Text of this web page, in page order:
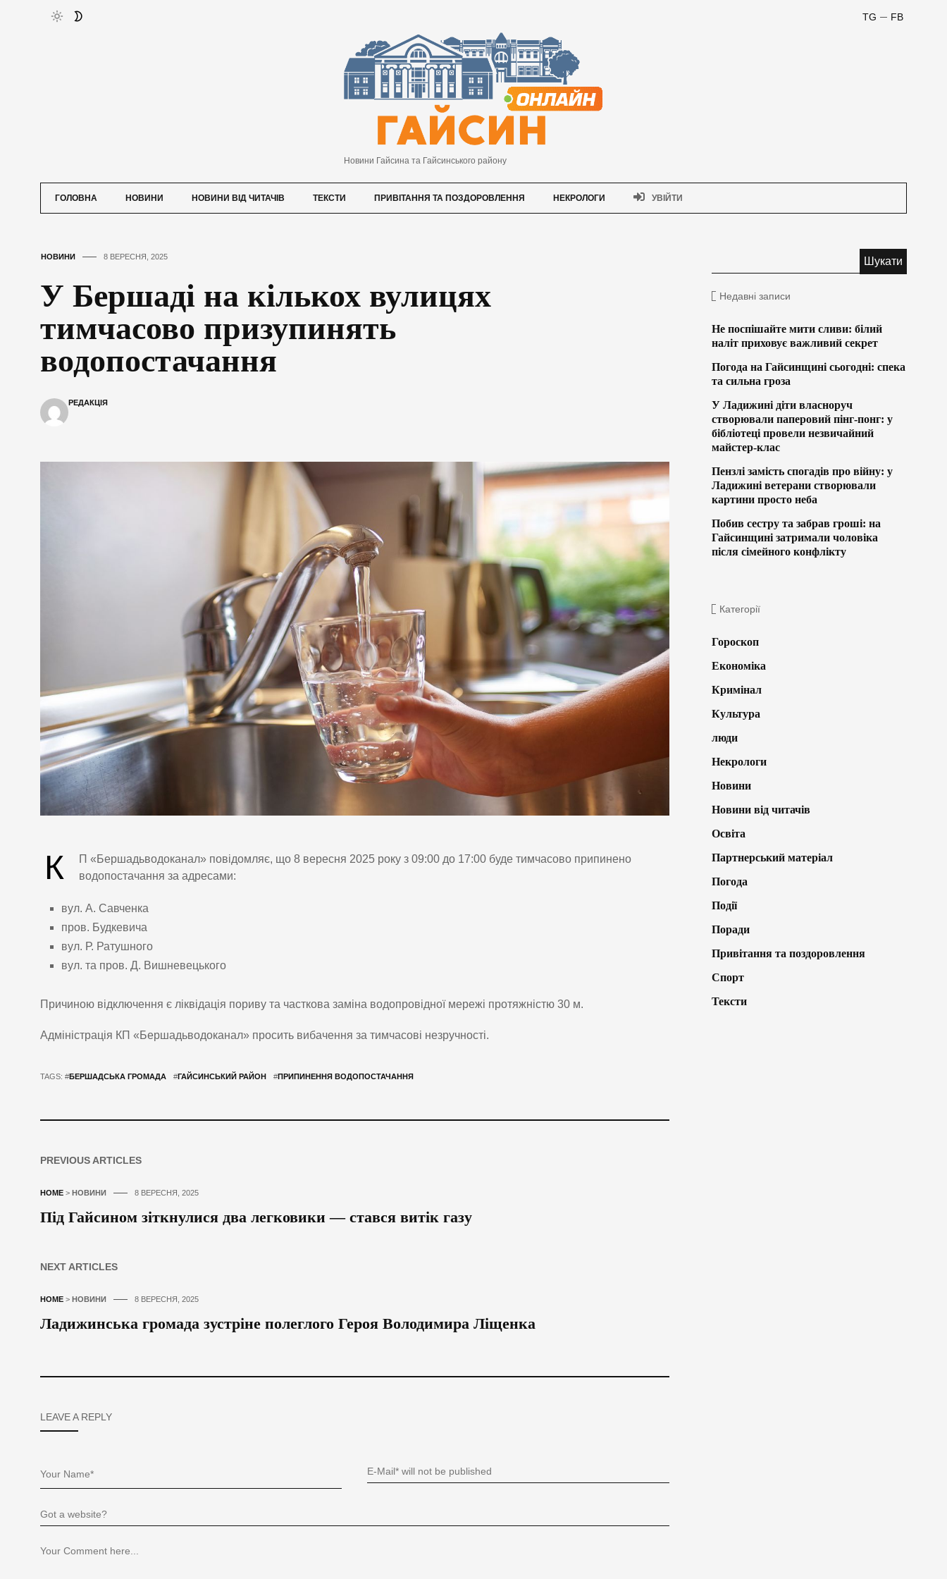
FB
TG
Новини Гайсина та Гайсинського району
ГОЛОВНА НОВИНИ НОВИНИ ВІД ЧИТАЧІВ ТЕКСТИ ПРИВІТАННЯ ТА ПОЗДОРОВЛЕННЯ НЕКРОЛОГИ УВІЙТИ
НОВИНИ 8 ВЕРЕСНЯ, 2025
У Бершаді на кількох вулицях
тимчасово призупинять
водопостачання
РЕДАКЦІЯ
К
П «Бершадьводоканал» повідомляє, що 8 вересня 2025 року з 09:00 до 17:00 буде тимчасово припинено
водопостачання за адресами:
вул. А. Савченка
пров. Будкевича
вул. Р. Ратушного
вул. та пров. Д. Вишневецького
Причиною відключення є ліквідація пориву та часткова заміна водопровідної мережі протяжністю 30 м.
Адміністрація КП «Бершадьводоканал» просить вибачення за тимчасові незручності.
TAGS: #БЕРШАДСЬКА ГРОМАДА #ГАЙСИНСЬКИЙ РАЙОН #ПРИПИНЕННЯ ВОДОПОСТАЧАННЯ
PREVIOUS ARTICLES
HOME > НОВИНИ 8 ВЕРЕСНЯ, 2025
Під Гайсином зіткнулися два легковики — стався витік газу
NEXT ARTICLES
HOME > НОВИНИ 8 ВЕРЕСНЯ, 2025
Ладижинська громада зустріне полеглого Героя Володимира Ліщенка
LEAVE A REPLY
Недавні записи
Не поспішайте мити сливи: білий
наліт приховує важливий секрет
Погода на Гайсинщині сьогодні: спека
та сильна гроза
У Ладижині діти власноруч
створювали паперовий пінг-понг: у
бібліотеці провели незвичайний
майстер-клас
Пензлі замість спогадів про війну: у
Ладижині ветерани створювали
картини просто неба
Побив сестру та забрав гроші: на
Гайсинщині затримали чоловіка
після сімейного конфлікту
Категорії
Гороскоп
Економіка
Кримінал
Культура
люди
Некрологи
Новини
Новини від читачів
Освіта
Партнерський матеріал
Погода
Події
Поради
Привітання та поздоровлення
Спорт
Тексти